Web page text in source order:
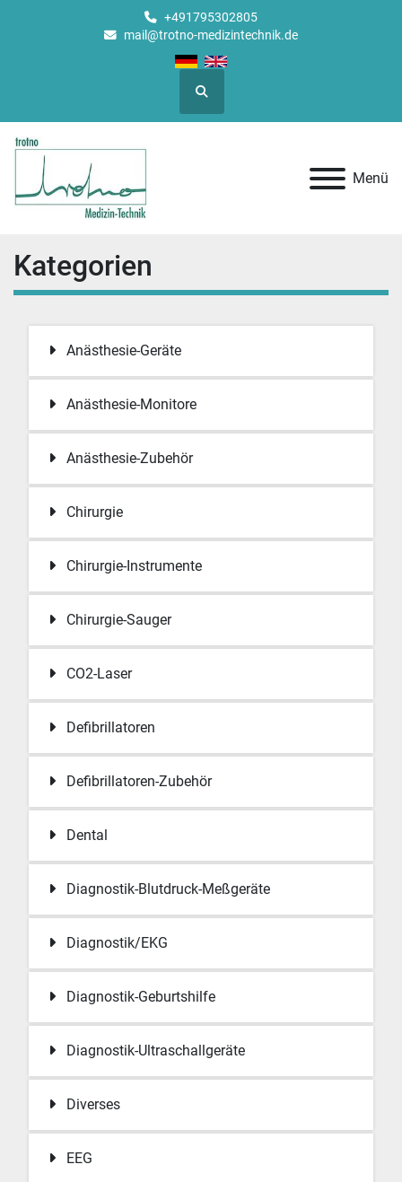
+491795302805
mail@trotno-medizintechnik.de
Suche
Menü
Kategorien
Anästhesie-Geräte
Anästhesie-Monitore
Anästhesie-Zubehör
Chirurgie
Chirurgie-Instrumente
Chirurgie-Sauger
CO2-Laser
Defibrillatoren
Defibrillatoren-Zubehör
Dental
Diagnostik-Blutdruck-Meßgeräte
Diagnostik/EKG
Diagnostik-Geburtshilfe
Diagnostik-Ultraschallgeräte
Diverses
EEG